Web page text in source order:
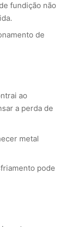
fundição não
de
ao
a perda de
metal
pode